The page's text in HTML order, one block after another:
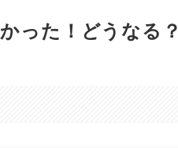
った！どうなる